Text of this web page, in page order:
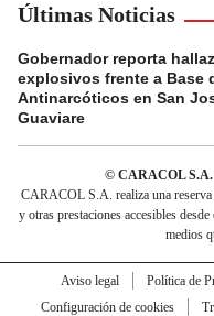
Últimas Noticias
Gobernador reporta
explosivos frente a Base
Antinarcóticos en San
Guaviare
© CARACOL S.A.
CARACOL S.A. realiza una reserva
y otras prestaciones accesibles
medios
Aviso legal Política de
Configuración de cookies